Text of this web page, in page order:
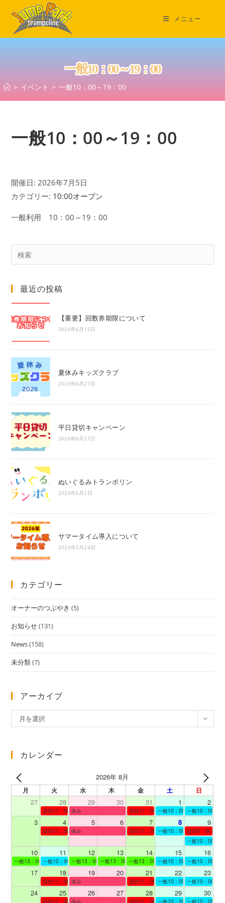
ス
メニュー
一般10：00～19：00
> イベント > 一般10：00～19：00
一般10：00～19：00
開催日: 2026年7月5日
カテゴリー: 10:00オープン
一般利用 10：00～19：00
最近の投稿
【重要】回数券期限について
2026年6月15日
夏休みキッズクラブ
2026年6月27日
平日貸切キャンペーン
2026年6月27日
ぬいぐるみトランポリン
2026年6月2日
サマータイム導入について
2026年5月24日
カテゴリー
オーナーのつぶやき (5)
お知らせ(131)
News(158)
未分類(7)
アーカイブ
ー
イ
月を選択
カレンダー
2026年 8月
月 火 水 木 金 土 日
27 28 29 30 31 1 2
貸切11：00～12：00
休み 貸切11：00～12：00一般10：00～19：00
一般10：00～
3 4 5 6 7 8 9
貸切11：00～12：00
休み 貸切11：00～12：00一般10：00～19：00
貸切9：00～10
一般10：00～
10 11 12 13 14 15 16
一般13：00～19：00一般10：00～19：00一般13：00～19：00一般13：00～19：00一般13：00～19：00一般10：00～19：00
一般10：00～
17 18 19 20 21 22 23
貸切11：00～12：00
休み 貸切11：00～13：00一般10：00～19：00
一般10：00～
24 25 26 27 28 29 30
貸切11：00～12：00
休み 貸切11：00～12：00一般10：00～19：00
一般10：00～